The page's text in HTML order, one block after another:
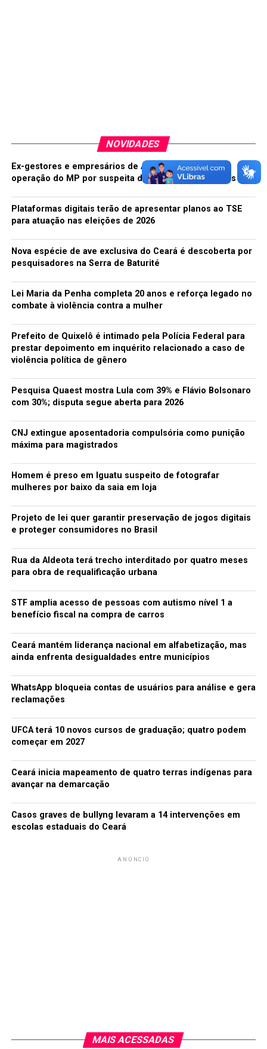
Dia Internacional da Síndrome de Down
NÃO PERCA
Nações se reúnem para negociação final sobre tratado
de armas da ONU
Daniela Lima
NOVIDADES
Ex-gestores e empresários de Acopiara são alvos de
operação do MP por suspeita de fraude em licitações
Plataformas digitais terão de apresentar planos ao TSE
para atuação nas eleições de 2026
Nova espécie de ave exclusiva do Ceará é descoberta por
pesquisadores na Serra de Baturité
Lei Maria da Penha completa 20 anos e reforça legado no
combate à violência contra a mulher
Prefeito de Quixelô é intimado pela Polícia Federal para
prestar depoimento em inquérito relacionado a caso de
violência política de gênero
Pesquisa Quaest mostra Lula com 39% e Flávio Bolsonaro
com 30%; disputa segue aberta para 2026
CNJ extingue aposentadoria compulsória como punição
máxima para magistrados
Homem é preso em Iguatu suspeito de fotografar
mulheres por baixo da saia em loja
Projeto de lei quer garantir preservação de jogos digitais
e proteger consumidores no Brasil
Rua da Aldeota terá trecho interditado por quatro meses
para obra de requalificação urbana
STF amplia acesso de pessoas com autismo nível 1 a
benefício fiscal na compra de carros
Ceará mantém liderança nacional em alfabetização, mas
ainda enfrenta desigualdades entre municípios
WhatsApp bloqueia contas de usuários para análise e gera
reclamações
UFCA terá 10 novos cursos de graduação; quatro podem
começar em 2027
Ceará inicia mapeamento de quatro terras indígenas para
avançar na demarcação
Casos graves de bullyng levaram a 14 intervenções em
escolas estaduais do Ceará
ANÚNCIO
MAIS ACESSADAS